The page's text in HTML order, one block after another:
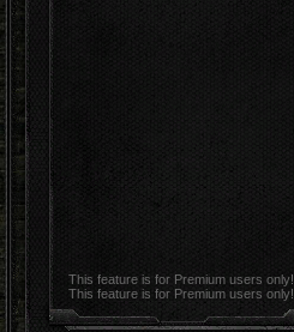
This feature is for Premium users only!
This feature is for Premium users only!